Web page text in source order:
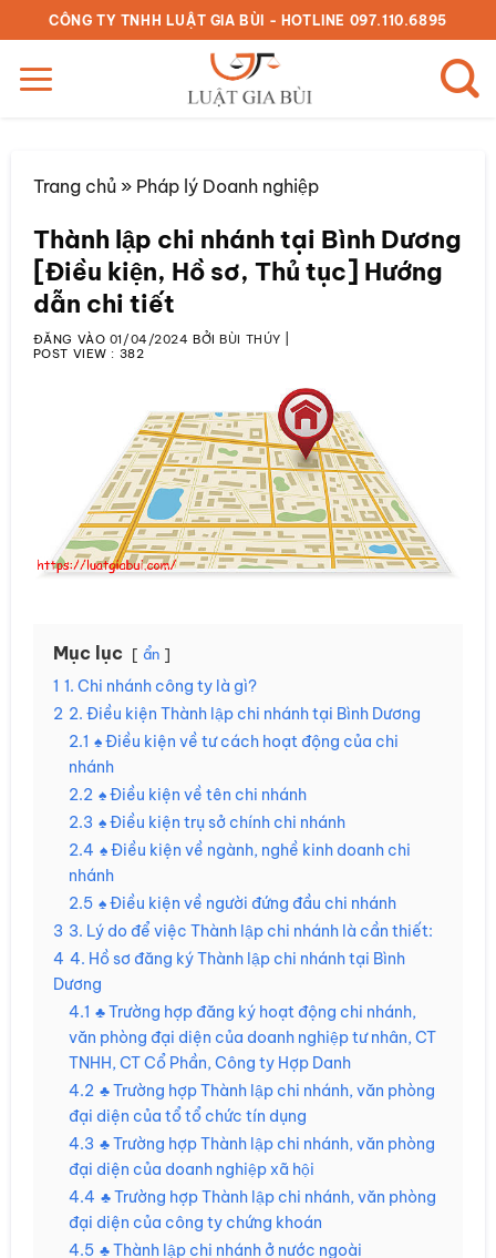
qua
nội
dung
CÔNG TY TNHH LUẬT GIA BÙI - HOTLINE 097.110.6895
Trang chủ» Pháp lý Doanh nghiệp
Thành lập chi nhánh tại Bình Dương
[Điều kiện, Hồ sơ, Thủ tục] Hướng
dẫn chi tiết
ĐĂNG VÀO 01/04/2024 BỞIBÙI THÚY
POST VIEW : 382
Mục lục ẩn
1 1. Chi nhánh công ty là gì?
2 2. Điều kiện Thành lập chi nhánh tại Bình Dương
2.1 ♠ Điều kiện về tư cách hoạt động của chi
nhánh
2.2 ♠ Điều kiện về tên chi nhánh
2.3 ♠ Điều kiện trụ sở chính chi nhánh
2.4 ♠ Điều kiện về ngành, nghề kinh doanh chi
nhánh
2.5 ♠ Điều kiện về người đứng đầu chi nhánh
3 3. Lý do để việc Thành lập chi nhánh là cần thiết:
4 4. Hồ sơ đăng ký Thành lập chi nhánh tại Bình
Dương
4.1 ♣ Trường hợp đăng ký hoạt động chi nhánh,
văn phòng đại diện của doanh nghiệp tư nhân, CT
TNHH, CT Cổ Phần, Công ty Hợp Danh
4.2 ♣ Trường hợp Thành lập chi nhánh, văn phòng
đại diện của tổ tổ chức tín dụng
4.3 ♣ Trường hợp Thành lập chi nhánh, văn phòng
đại diện của doanh nghiệp xã hội
4.4 ♣ Trường hợp Thành lập chi nhánh, văn phòng
đại diện của công ty chứng khoán
4.5 ♣ Thành lập chi nhánh ở nước ngoài